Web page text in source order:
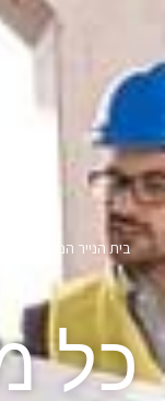
בית הנייר הנדסה ובניה
כל